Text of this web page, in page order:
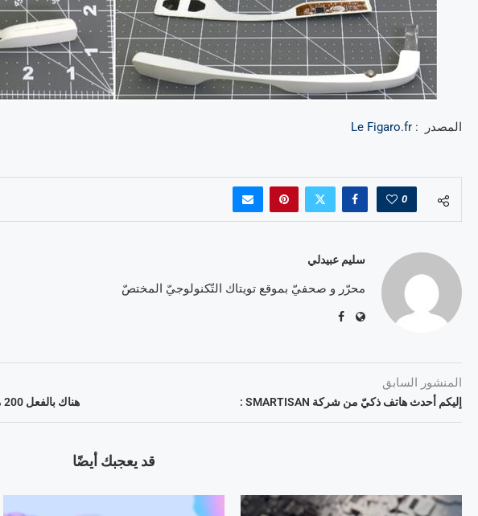
المصدر : r
0
سليم عبيدلي
محرّر و صحفيّ بموقع تويتاك التّكنولوجيّ المختصّ
المنشور السابق
إليكم أحدث هاتف ذكيّ من شركة SMARTISAN : هناك بالفعل 200 مليون جهاز يشتغل وفق نظام ويندوز 10 حول العالم :
قد يعجبك أيضًا